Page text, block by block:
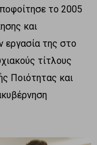
το 2005
και
εργασία της στο
τίτλους
Ποιότητας και